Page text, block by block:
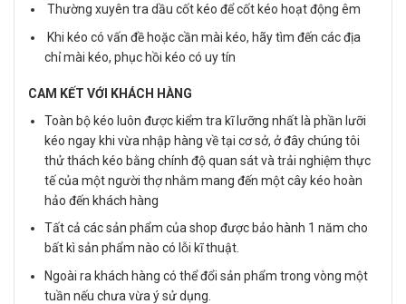
Thường xuyên tra dầu cốt kéo để cốt kéo hoạt động êm
Khi kéo có vấn đề hoặc cần mài kéo, hãy tìm đến các địa
chỉ mài kéo, phục hồi kéo có uy tín
CAM KẾT VỚI KHÁCH HÀNG
Toàn bộ kéo luôn được kiểm tra kĩ lưỡng nhất là phần lưỡi
kéo ngay khi vừa nhập hàng về tại cơ sở, ở đây chúng tôi
thử thách kéo bằng chính độ quan sát và trải nghiệm thực
tế của một người thợ nhằm mang đến một cây kéo hoàn
hảo đến khách hàng
Tất cả các sản phẩm của shop được bảo hành 1 năm cho
bất kì sản phẩm nào có lỗi kĩ thuật.
Ngoài ra khách hàng có thể đổi sản phẩm trong vòng một
tuần nếu chưa vừa ý sử dụng.